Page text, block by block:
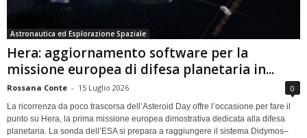
Astronautica ed Esplorazione Spaziale
Hera: aggiornamento software per la
missione europea di difesa planetaria in...
Rossana Conte - 15 Luglio 2026 0
La ricorrenza da poco trascorsa dell’Asteroid Day offre l’occasione per fare il
punto su Hera, la prima missione europea dimostrativa dedicata alla difesa
planetaria. La sonda dell’ESA si prepara a raggiungere il sistema Didymos–